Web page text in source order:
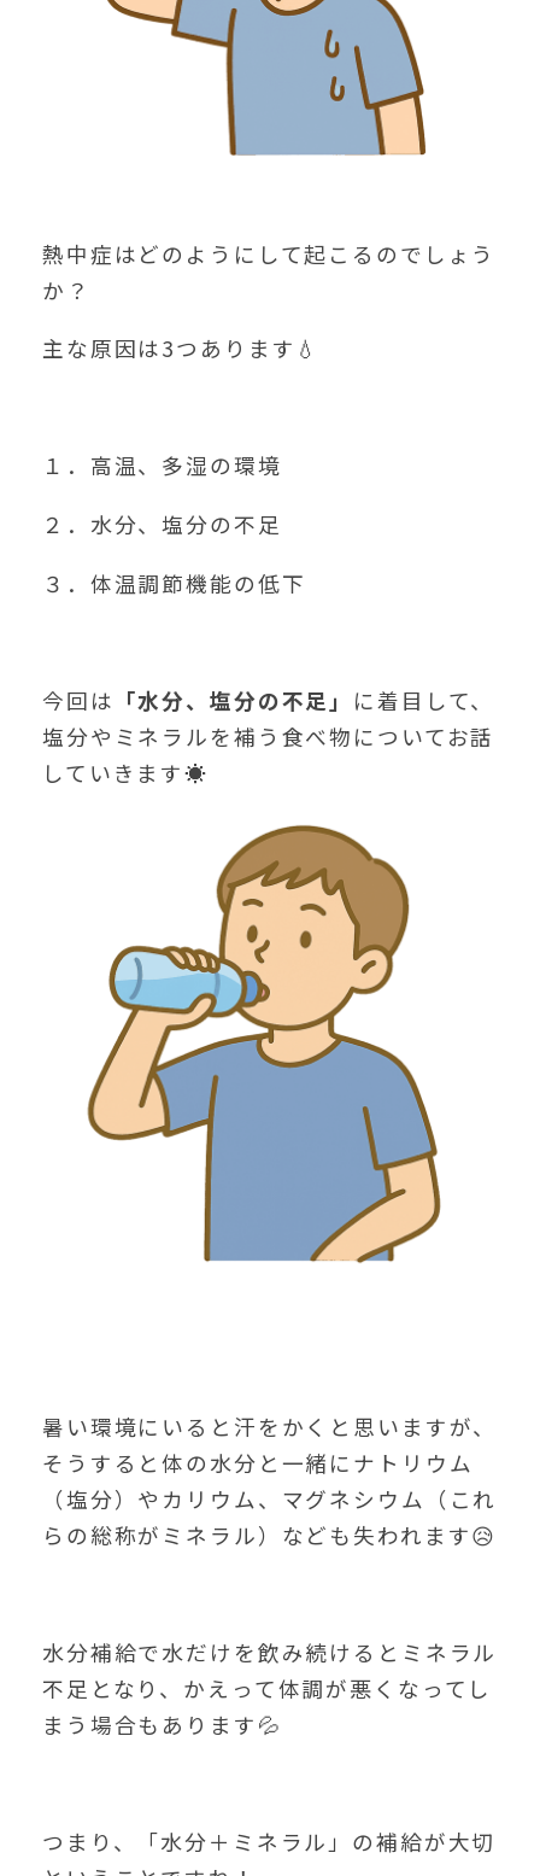
熱中症はどのようにして起こるのでしょう
か？
主な原因は3つあります💧
１．高温、多湿の環境
２．水分、塩分の不足
３．体温調節機能の低下
今回は 「水分、塩分の不足」 に着目して、
塩分やミネラルを補う食べ物についてお話
していきます☀
暑い環境にいると汗をかくと思いますが、
そうすると体の水分と一緒にナトリウム
（塩分）やカリウム、マグネシウム（これ
らの総称がミネラル）なども失われます😥
水分補給で水だけを飲み続けるとミネラル
不足となり、かえって体調が悪くなってし
まう場合もあります💦
つまり、「水分＋ミネラル」の補給が大切